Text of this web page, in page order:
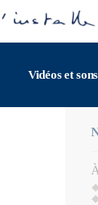
Vidéos et sons